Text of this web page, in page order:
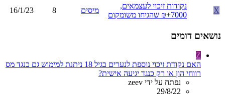
X
נקודות זיכוי לעצמאים,
7000+₪ שהגיחו משומקום
מיסים 8
16/1/23
נושאים דומים
Z
האם נקודת זיכוי נוספת לנערים בגיל 18 ניתנת למימוש גם כנגד מס
רווחי הון או רק כנגד יגיעה אישית?
נפתח על ידי zeev
29/8/22